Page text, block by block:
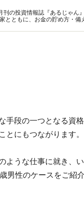
の投資情報誌『あるじゃん
とともに、お金の貯め方・
手段の一つとなる資
とにもつながります。
ような仕事に就き、
男性のケースをご紹介